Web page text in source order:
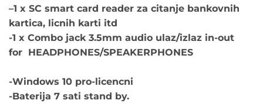
–1 x SC smart card reader za citanje bankovnih
kartica, licnih karti itd
-1 x Combo jack 3.5mm audio ulaz/izlaz in-out
for HEADPHONES/SPEAKERPHONES
-Windows 10 pro-licencni
-Baterija 7 sati stand by.